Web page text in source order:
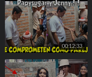
00:12:33